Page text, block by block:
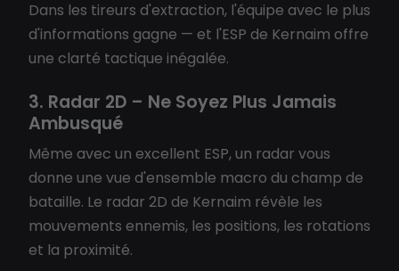
Dans les tireurs d'extraction, l'équipe avec le plus
d'informations gagne — et l'ESP de Kernaim offre
une clarté tactique inégalée.
3. Radar 2D – Ne Soyez Plus Jamais
Ambusqué
Même avec un excellent ESP, un radar vous
donne une vue d'ensemble macro du champ de
bataille. Le radar 2D de Kernaim révèle les
mouvements ennemis, les positions, les rotations
et la proximité.